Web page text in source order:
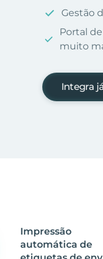
Gestão
Portal
muito
Integra
Impressão
automática de